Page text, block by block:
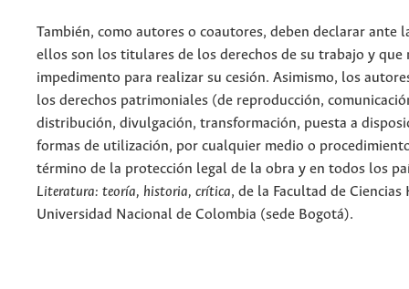
También, como autores o coautores, deben declarar ante
ellos son los titulares de los derechos de su trabajo y que
impedimento para realizar su cesión. Asimismo, los
los derechos patrimoniales (de reproducción,
distribución, divulgación, transformación, puesta a
formas de utilización, por cualquier medio o
término de la protección legal de la obra y en todos los
Literatura: teoría, historia, crítica, de la Facultad de Ciencias
Universidad Nacional de Colombia (sede Bogotá).